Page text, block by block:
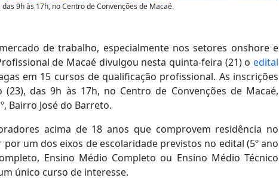
9h às 17h, no Centro de Convenções de Macaé.
de trabalho, especialmente nos setores onshore e
de Macaé divulgou nesta quinta-feira (21) o edital
em 15 cursos de qualificação profissional. As inscrições
das 9h às 17h, no Centro de Convenções de Macaé,
Bairro José do Barreto.
acima de 18 anos que comprovem residência no
um dos eixos de escolaridade previstos no edital (5º ano
Ensino Médio Completo ou Ensino Médio Técnico
único curso de interesse.